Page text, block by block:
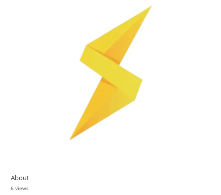
About
6 views